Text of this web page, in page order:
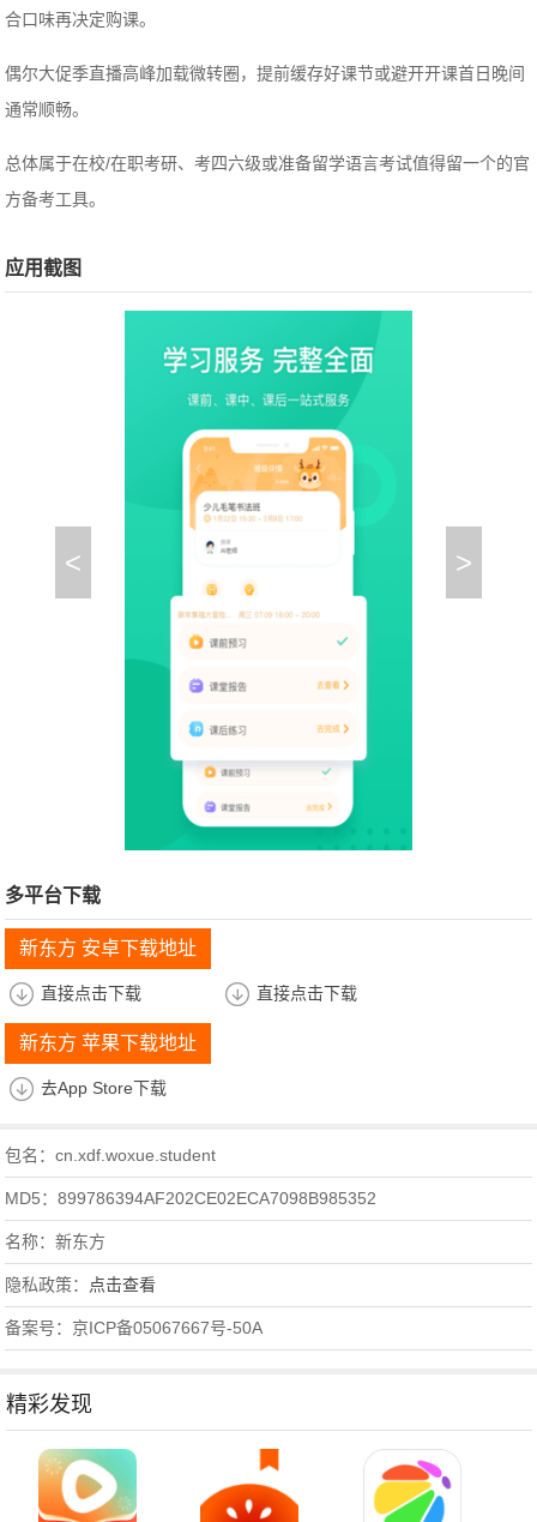
合口味再决定购课。
偶尔大促季直播高峰加载微转圈，提前缓存好课节或避开开课首日晚间
通常顺畅。
总体属于在校/在职考研、考四六级或准备留学语言考试值得留一个的官
方备考工具。
应用截图
< >
多平台下载
新东方 安卓下载地址
直接点击下载 直接点击下载
新东方 苹果下载地址
去App Store下载
包名：cn.xdf.woxue.student
MD5：899786394AF202CE02ECA7098B985352
名称：新东方
隐私政策： 点击查看
备案号：京ICP备05067667号-50A
精彩发现